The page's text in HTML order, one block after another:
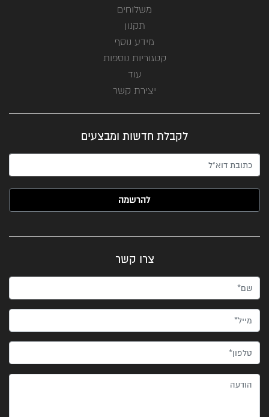
משלוחים
תקנון
מידע נוסף
קטגוריות נוספות
עוד
יצירת קשר
לקבלת חדשות ומבצעים
האימייל שלך (חובה)
צרו קשר